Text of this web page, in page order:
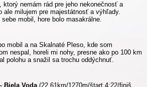
nemám rád pre jeho nekonečnosť a
ale milujem pre majestátnosť a výhľady.
mobil, hore bolo masakrálne.
mobil a na Skalnaté Pleso, kde som
nespal, horeli mi nohy, presne ako po 100 km
polohu a snažil sa trochu oddýchnuť.
Biela Voda(22,61km/1270m/štart 4:22/finiš